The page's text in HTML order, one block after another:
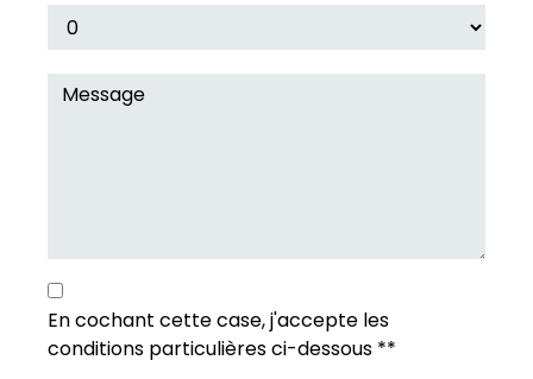
En cochant cette case, j'accepte les
conditions particulières ci-dessous **